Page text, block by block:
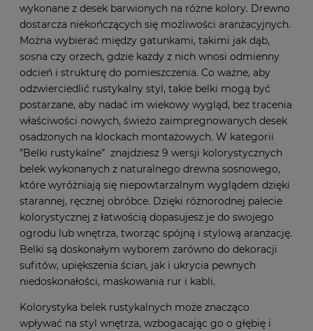
wykonane z desek barwionych na różne kolory. Drewno
dostarcza niekończących się możliwości aranżacyjnych.
Można wybierać między gatunkami, takimi jak dąb,
sosna czy orzech, gdzie każdy z nich wnosi odmienny
odcień i strukturę do pomieszczenia. Co ważne, aby
odzwierciedlić rustykalny styl, takie belki mogą być
postarzane, aby nadać im wiekowy wygląd, bez tracenia
właściwości nowych, świeżo zaimpregnowanych desek
osadzonych na klockach montażowych. W kategorii
”Belki rustykalne” znajdziesz 9 wersji kolorystycznych
belek wykonanych z naturalnego drewna sosnowego,
które wyróżniają się niepowtarzalnym wyglądem dzięki
starannej, ręcznej obróbce. Dzięki różnorodnej palecie
kolorystycznej z łatwością dopasujesz je do swojego
ogrodu lub wnętrza, tworząc spójną i stylową aranżację.
Belki są doskonałym wyborem zarówno do dekoracji
sufitów, upiększenia ścian, jak i ukrycia pewnych
niedoskonałości, maskowania rur i kabli.
Kolorystyka belek rustykalnych może znacząco
wpływać na styl wnętrza, wzbogacając go o głębię i